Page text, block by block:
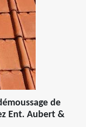
de
Ent. Aubert &